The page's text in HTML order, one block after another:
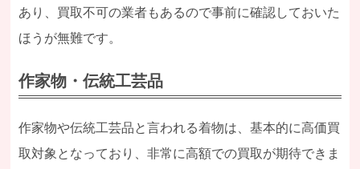
あり、買取不可の業者もあるので事前に確認しておいた
ほうが無難です。
作家物・伝統工芸品
作家物や伝統工芸品と言われる着物は、基本的に高価買
取対象となっており、非常に高額での買取が期待できま